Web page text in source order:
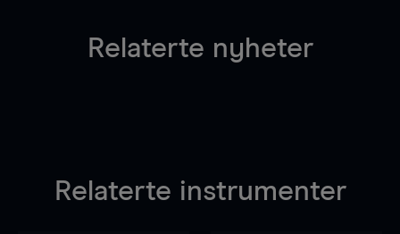
Relaterte nyheter
Relaterte instrumenter